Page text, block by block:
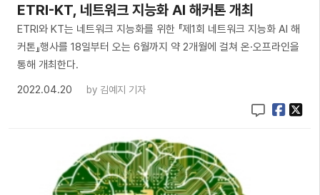
ETRI-KT, 네트워크 지능화 AI 해커톤 개최
ETRI와 KT는 네트워크 지능화를 위한 『제1회 네트워크 지능화 AI 해
커톤』행사를 18일부터 오는 6월까지 약 2개월에 걸쳐 온·오프라인을
통해 개최한다.
2022.04.20
by 김예지 기자